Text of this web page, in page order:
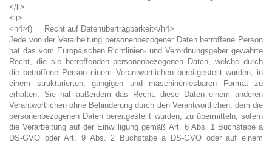
</li>
<li>
<h4>f) Recht auf Datenübertragbarkeit</h4>
Jede von der Verarbeitung personenbezogener Daten betroffene Person
hat das vom Europäischen Richtlinien- und Verordnungsgeber gewährte
Recht, die sie betreffenden personenbezogenen Daten, welche durch
die betroffene Person einem Verantwortlichen bereitgestellt wurden, in
einem strukturierten, gängigen und maschinenlesbaren Format zu
erhalten. Sie hat außerdem das Recht, diese Daten einem anderen
Verantwortlichen ohne Behinderung durch den Verantwortlichen, dem die
personenbezogenen Daten bereitgestellt wurden, zu übermitteln, sofern
die Verarbeitung auf der Einwilligung gemäß Art. 6 Abs. 1 Buchstabe a
DS-GVO oder Art. 9 Abs. 2 Buchstabe a DS-GVO oder auf einem